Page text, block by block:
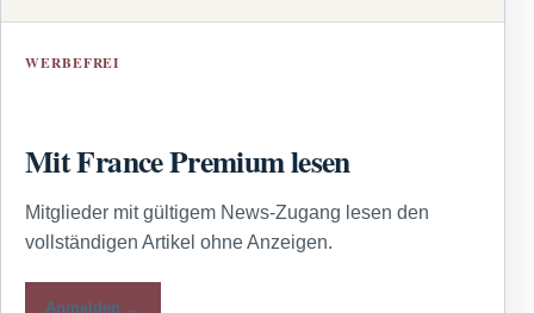
WERBEFREI
Mit France Premium lesen
Mitglieder mit gültigem News-Zugang lesen den
vollständigen Artikel ohne Anzeigen.
Anmelden →